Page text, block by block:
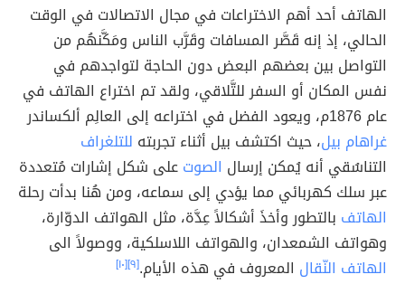
الهاتف أحد أهم الاختراعات في مجال الاتصالات في الوقت
الحالي، إذ إنه قَصَّر المسافات وقَرَّب الناس ومَكَّنهُم من
التواصل بين بعضهم البعض دون الحاجة لتواجدهم في
نفس المكان أو السفر للتَّلاقي، ولقد تم اختراع الهاتف في
عام 1876م، ويعود الفضل في اختراعه إلى العالِم ألكساندر
غراهام بيل، حيث اكتشف بيل أثناء تجربته للتلغراف
التناسُقي أنه يُمكن إرسال الصوتعلى شكل إشارات مُتعددة
عبر سلك كهربائي مما يؤدي إلى سماعه، ومن هُنا بدأت رحلة
الهاتف بالتطور وأخذَ أشكالاً عِدَّة، مثل الهواتف الدوّارة،
وهواتف الشمعدان، والهواتف اللاسلكية، ووصولاً الى
الهاتف النّقال المعروف في هذه الأيام.[٩] [١٠]